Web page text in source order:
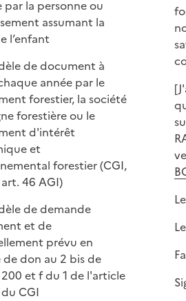
par la personne ou
assumant la
l’enfant
de document à
année par le
forestier, la société
forestière ou le
d'intérêt
et
forestier (CGI,
46 AGI)
de demande
et de
prévu en
don au 2 bis de
et f du 1 de l'article
CGI